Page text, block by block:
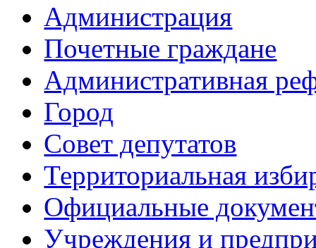
Администрация
Почетные граждане
Административная
Город
Совет депутатов
Территориальная
Официальные
Учреждения и